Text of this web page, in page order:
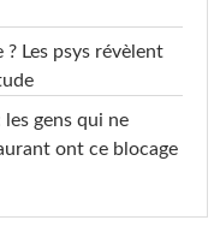
Les psys révèlent
les gens qui ne
ont ce blocage